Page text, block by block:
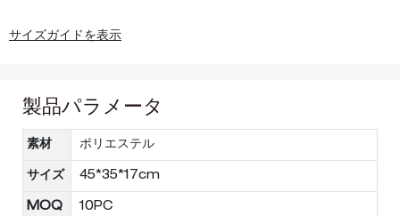
サイズガイドを表示
製品パラメータ
素材 ポリエステル
サイズ 45*35*17cm
MOQ 10PC